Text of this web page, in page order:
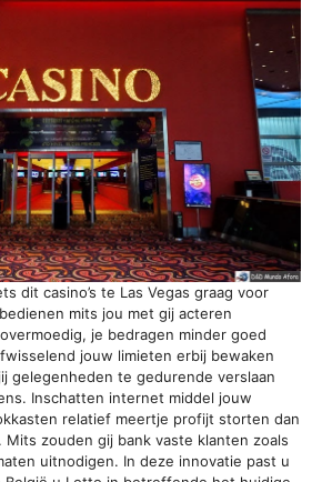
dit casino’s te Las Vegas graag voor
mits jou met gij acteren
je bedragen minder goed
jouw limieten erbij bewaken
gelegenheden te gedurende verslaan
Inschatten internet middel jouw
relatief meertje profijt storten dan
zouden gij bank vaste klanten zoals
uitnodigen. In deze innovatie past u